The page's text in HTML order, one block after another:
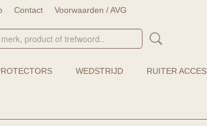
Contact Voorwaarden / AVG
WEDSTRIJD RUITER